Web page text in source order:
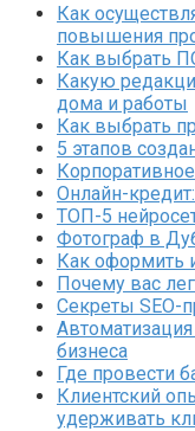
Как
повышения
Как выбрать
Какую
дома и работы
Как выбрать
5 этапов
Онлайн-
ТОП-5
Фотограф в
Как оформить
Почему вас
Секреты SEO-
бизнеса
Где провести
Клиентский
удерживать